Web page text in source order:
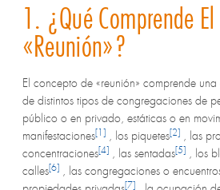
1. ¿Qué Comprende
«reunión»?
El concepto de «reunión» comprende
de distintos tipos de congregaciones de
público o en privado, estáticas o en
manifestaciones[1] , los piquetes[2] , las
concentraciones[4] , las sentadas[5] , los
calles[6] , las congregaciones o
[7]